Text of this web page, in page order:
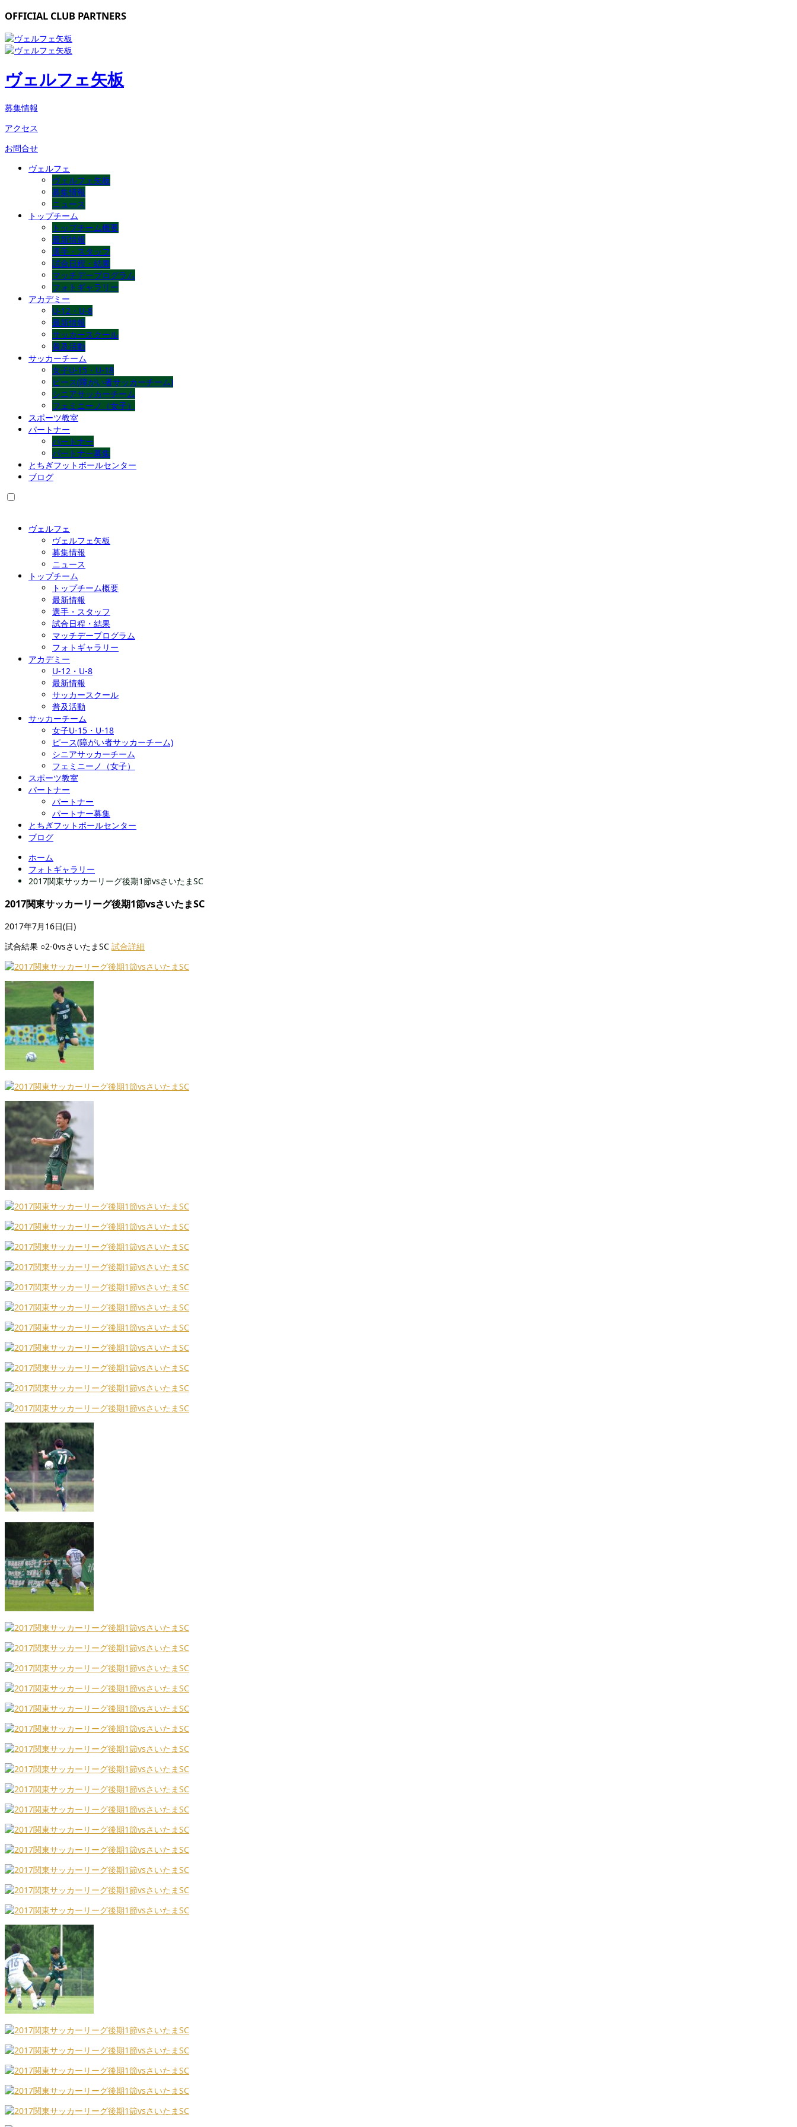
OFFICIAL CLUB PARTNERS
ヴェルフェ矢板
募集情報
アクセス
お問合せ
ヴェルフェ
ヴェルフェ矢板
募集情報
ニュース
トップチーム
トップチーム概要
最新情報
選手・スタッフ
試合日程・結果
マッチデープログラム
フォトギャラリー
アカデミー
U-12・U-8
最新情報
サッカースクール
普及活動
サッカーチーム
女子U-15・U-18
ピース(障がい者サッカーチーム)
シニアサッカーチーム
フェミニーノ（女子）
スポーツ教室
パートナー
パートナー
パートナー募集
とちぎフットボールセンター
ブログ
ヴェルフェ
ヴェルフェ矢板
募集情報
ニュース
トップチーム
トップチーム概要
最新情報
選手・スタッフ
試合日程・結果
マッチデープログラム
フォトギャラリー
アカデミー
U-12・U-8
最新情報
サッカースクール
普及活動
サッカーチーム
女子U-15・U-18
ピース(障がい者サッカーチーム)
シニアサッカーチーム
フェミニーノ（女子）
スポーツ教室
パートナー
パートナー
パートナー募集
とちぎフットボールセンター
ブログ
ホーム
フォトギャラリー
2017関東サッカーリーグ後期1節vsさいたまSC
2017関東サッカーリーグ後期1節vsさいたまSC
2017年7月16日(日)
試合結果 ○2-0vsさいたまSC 試合詳細